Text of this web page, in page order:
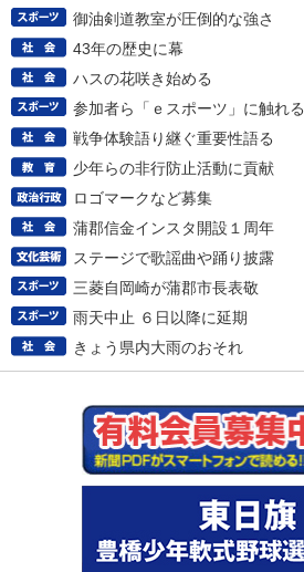
御油剣道教室が圧倒的な強さ
43年の歴史に幕
ハスの花咲き始める
参加者ら「ｅスポーツ」に触れる
戦争体験語り継ぐ重要性語る
少年らの非行防止活動に貢献
ロゴマークなど募集
蒲郡信金インスタ開設１周年
ステージで歌謡曲や踊り披露
三菱自岡崎が蒲郡市長表敬
雨天中止 ６日以降に延期
きょう県内大雨のおそれ